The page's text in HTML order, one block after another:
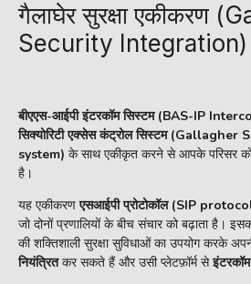
गैलाघेर सुरक्षा एकीकरण
Security Integration)
बीएएस-आईपी इंटरकॉम सिस्टम (BAS-IP
सिक्योरिटी एक्सेस कंट्रोल सिस्टम
system) के साथ एकीकृत करने से आपके परिसर को
है।
यह एकीकरणएसआईपी प्रोटोकॉल (SIP
जो दोनों प्रणालियों के बीच संचार को बढ़ाता है।
की शक्तिशाली सुरक्षा सुविधाओं का उपयोग करके
नियंत्रितकर सकते हैं और उसी प्लेटफ़ॉर्म से